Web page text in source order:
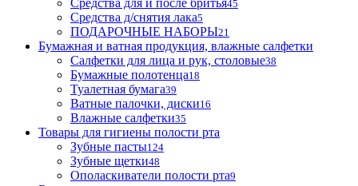
Средства для и после бритья45
Средства д/снятия лака5
ПОДАРОЧНЫЕ НАБОРЫ21
Бумажная и ватная продукция, влажные салфетки
Салфетки для лица и рук, столовые38
Бумажные полотенца18
Туалетная бумага39
Ватные палочки, диски16
Влажные салфетки35
Товары для гигиены полости рта
Зубные пасты124
Зубные щетки48
Ополаскиватели полости рта9